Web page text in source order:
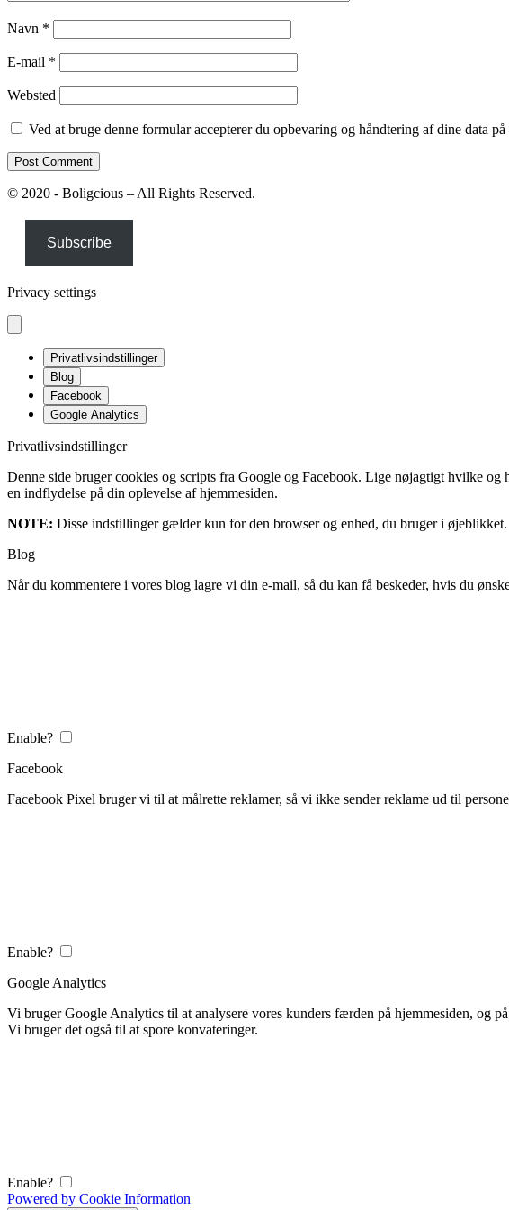
Navn *
E-mail *
Websted
Ved at bruge denne formular accepterer du opbevaring og håndtering af dine data på
© 2020 - Boligcious – All Rights Reserved.
Subscribe
Privacy settings
Privatlivsindstillinger
Blog
Facebook
Google Analytics
Privatlivsindstillinger
Denne side bruger cookies og scripts fra Google og Facebook. Lige nøjagtigt hvilke
en indflydelse på din oplevelse af hjemmesiden.
NOTE: Disse indstillinger gælder kun for den browser og enhed, du bruger i øjeblikket.
Blog
Når du kommentere i vores blog lagre vi din e-mail, så du kan få beskeder, hvis du
Enable?
Facebook
Facebook Pixel bruger vi til at målrette reklamer, så vi ikke sender reklame ud til
Enable?
Google Analytics
Vi bruger Google Analytics til at analysere vores kunders færden på hjemmesiden, og
Vi bruger det også til at spore konvateringer.
Enable?
Powered by Cookie Information